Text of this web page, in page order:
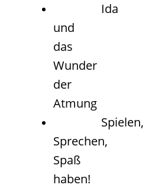
Ida
und
das
Wunder
der
Atmung
Spielen,
Sprechen,
Spaß
haben!